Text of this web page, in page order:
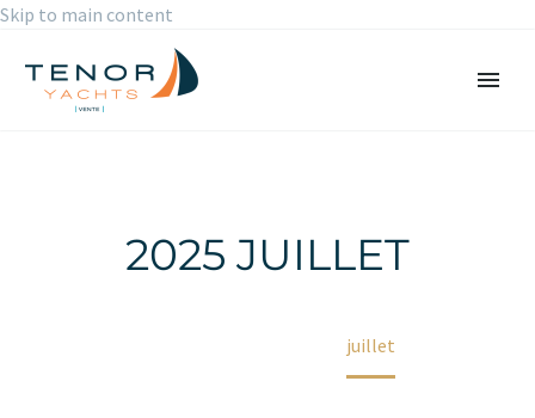
Skip to main content
2025 JUILLET
juillet